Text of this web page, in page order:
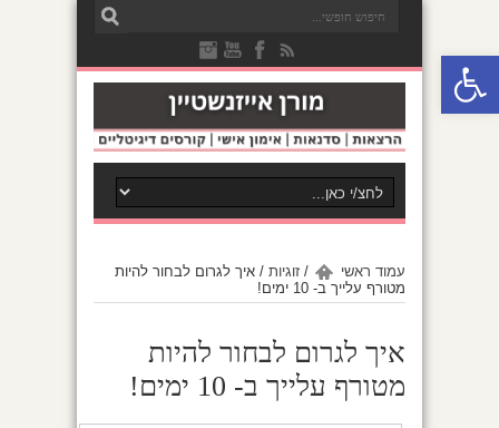
פתח סרגל נגישות
עמוד ראשי / זוגיות / איך לגרום לבחור להיות
מטורף עלייך ב- 10 ימים!
איך לגרום לבחור להיות
מטורף עלייך ב- 10 ימים!